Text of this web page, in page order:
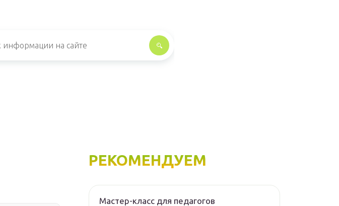
РЕКОМЕНДУЕМ
Мастер-класс для педагогов